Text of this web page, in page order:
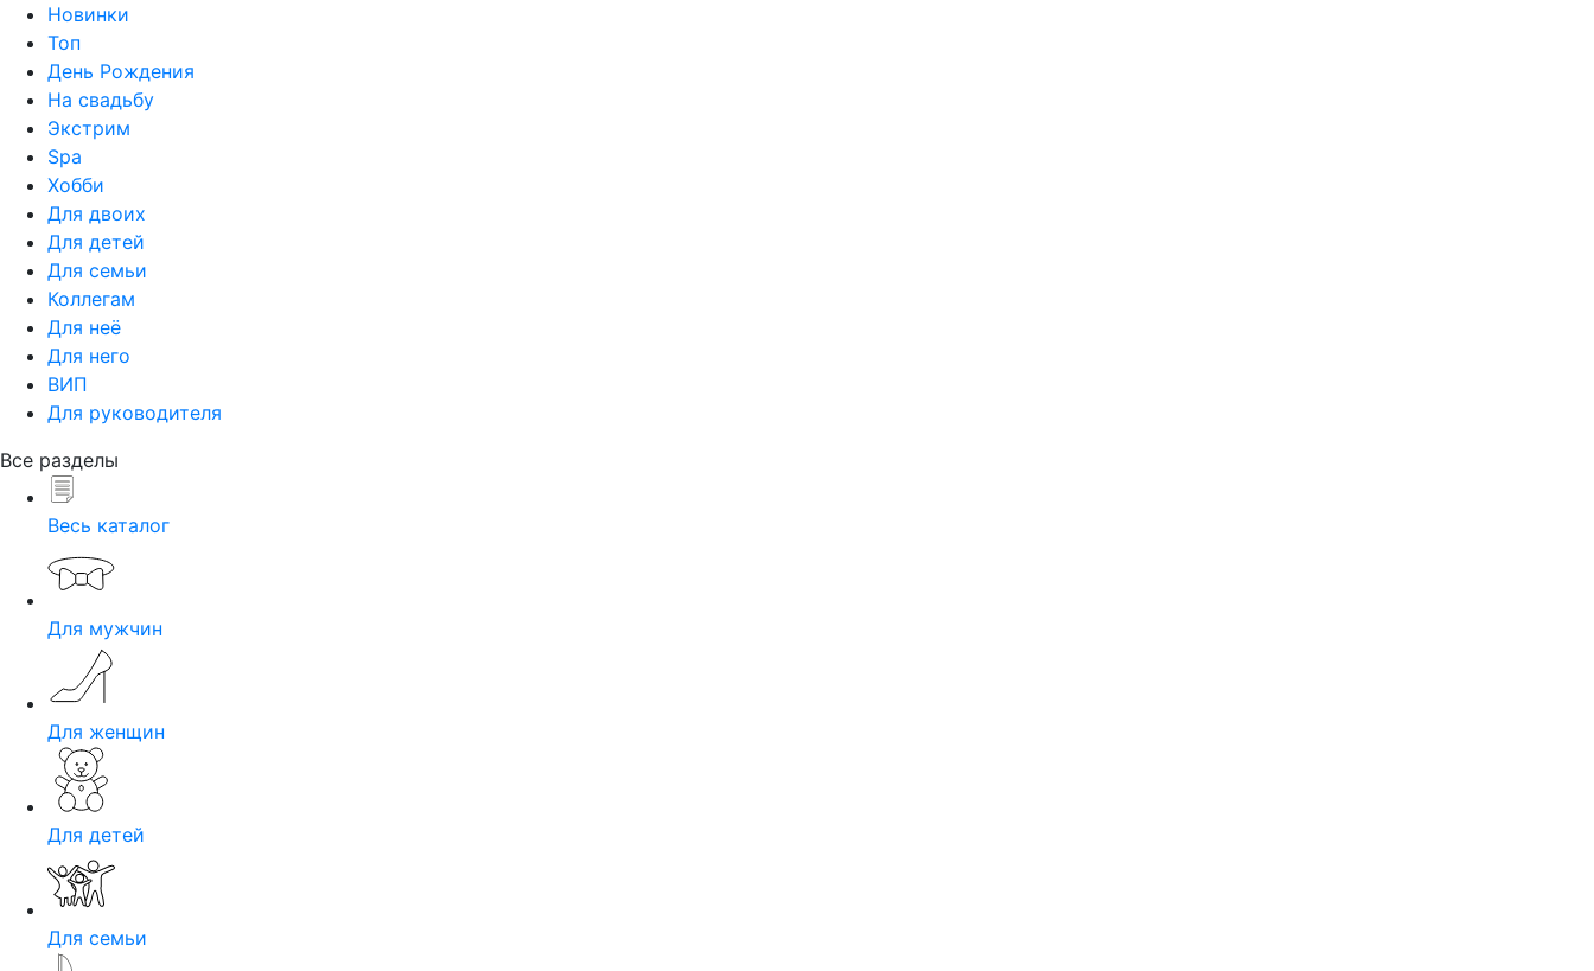
Новинки
Топ
День Рождения
На свадьбу
Экстрим
Spa
Хобби
Для двоих
Для детей
Для семьи
Коллегам
Для неё
Для него
ВИП
Для руководителя
Все разделы
Весь каталог
Для мужчин
Для женщин
Для детей
Для семьи